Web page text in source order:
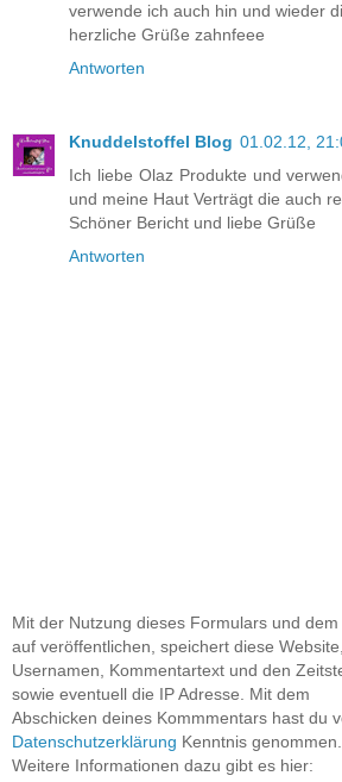
verwende ich auch hin und wieder
herzliche Grüße zahnfeee
Antworten
Knuddelstoffel Blog 01.02.12,
Ich liebe Olaz Produkte und
und meine Haut Verträgt die auch
Schöner Bericht und liebe Grüße
Antworten
Mit der Nutzung dieses Formulars und dem
auf veröffentlichen, speichert diese
Usernamen, Kommentartext und den
sowie eventuell die IP Adresse. Mit dem
Abschicken deines Kommmentars hast du
Datenschutzerklärung Kenntnis genommen.
Weitere Informationen dazu gibt es hier: